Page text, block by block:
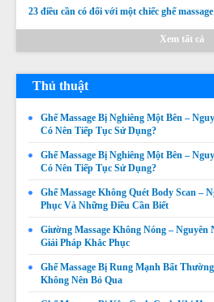
23 điều cần có đối với một chiếc ghế
Xem tất cả
Thủ thuật
Ghế Massage Bị Nghiêng Một Bên –
Có Nên Tiếp Tục Sử Dụng?
Ghế Massage Bị Nghiêng Một Bên –
Có Nên Tiếp Tục Sử Dụng?
Ghế Massage Không Quét Body Scan –
Phục Và Những Điều Cần Biết
Giường Massage Không Nóng – Nguyên
Giải Pháp Khắc Phục
Ghế Massage Bị Rung Mạnh Bất
Không Nên Bỏ Qua